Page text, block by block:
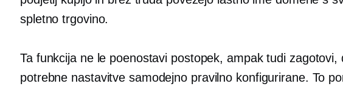
spletno trgovino.
Ta funkcija ne le poenostavi postopek, ampak tudi zagotovi,
potrebne nastavitve samodejno pravilno konfigurirane. To